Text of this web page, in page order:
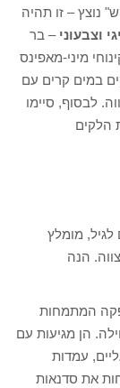
נוצץ – זו תהיה
וצבעוני – בר
מיני-מאפינס
במים קרים עם
לבסוף, סיימו
הלקים
מומלץ
הנה
המתמחות
הן מגיעות עם
עמדות
את סדנאות